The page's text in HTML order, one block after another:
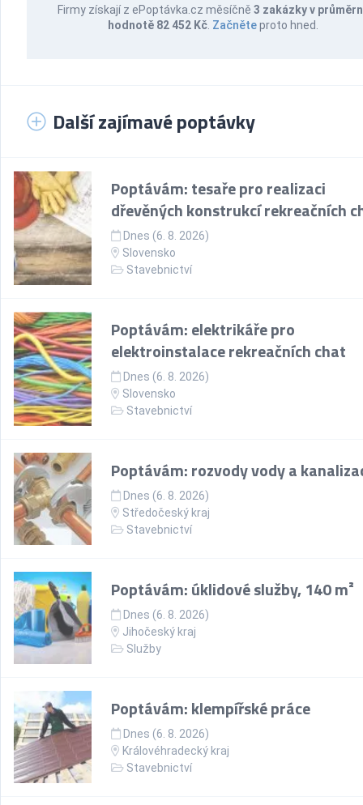
Firmy získají z ePoptávka.cz měsíčně 3 zakázky v
hodnotě 82 452 Kč Začněteproto hned.
Další zajímavé poptávky
Poptávám: tesaře pro realizaci
dřevěných konstrukcí rekreačních
Dnes (6. 8. 2026)
Slovensko
Stavebnictví
Poptávám: elektrikáře pro
elektroinstalace rekreačních chat
Dnes (6. 8. 2026)
Slovensko
Stavebnictví
Poptávám: rozvody vody a
Dnes (6. 8. 2026)
Středočeský kraj
Stavebnictví
Poptávám: úklidové služby, 140 m²
Dnes (6. 8. 2026)
Jihočeský kraj
Služby
Poptávám: klempířské práce
Dnes (6. 8. 2026)
Královéhradecký kraj
Stavebnictví